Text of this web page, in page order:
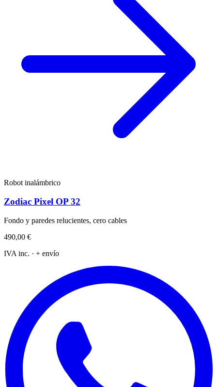
Robot inalámbrico
Zodiac Pixel OP 32
Fondo y paredes relucientes, cero cables
490,00 €
IVA inc. · + envío